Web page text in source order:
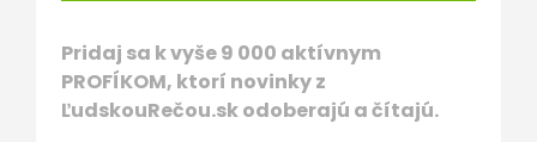
Pridaj sa k vyše 9 000 aktívnym
PROFÍKOM, ktorí novinky z
ĽudskouRečou.sk odoberajú a čítajú.